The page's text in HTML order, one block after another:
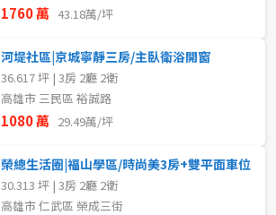
1760 萬 43.18萬/坪
河堤社區|京城寧靜三房/主臥衛浴開窗
36.617 坪 | 3房 2廳 2衛
高雄市 三民區 裕誠路
1080 萬 29.49萬/坪
榮總生活圈|福山學區/時尚美3房+雙平面車位
30.313 坪 | 3房 2廳 2衛
高雄市 仁武區 榮成三街